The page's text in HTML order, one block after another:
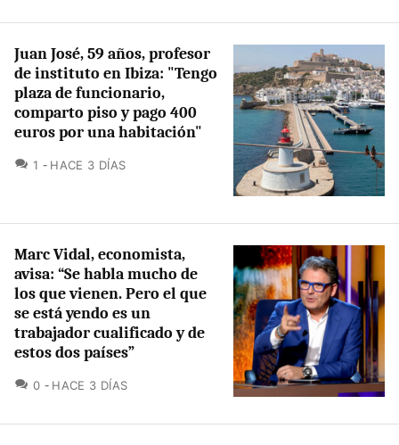
Juan José, 59 años, profesor
de instituto en Ibiza: "Tengo
plaza de funcionario,
comparto piso y pago 400
euros por una habitación"
1 COMENTARIOS
HACE 3 DÍAS
Marc Vidal, economista,
avisa: “Se habla mucho de
los que vienen. Pero el que
se está yendo es un
trabajador cualificado y de
estos dos países”
0 COMENTARIOS
HACE 3 DÍAS